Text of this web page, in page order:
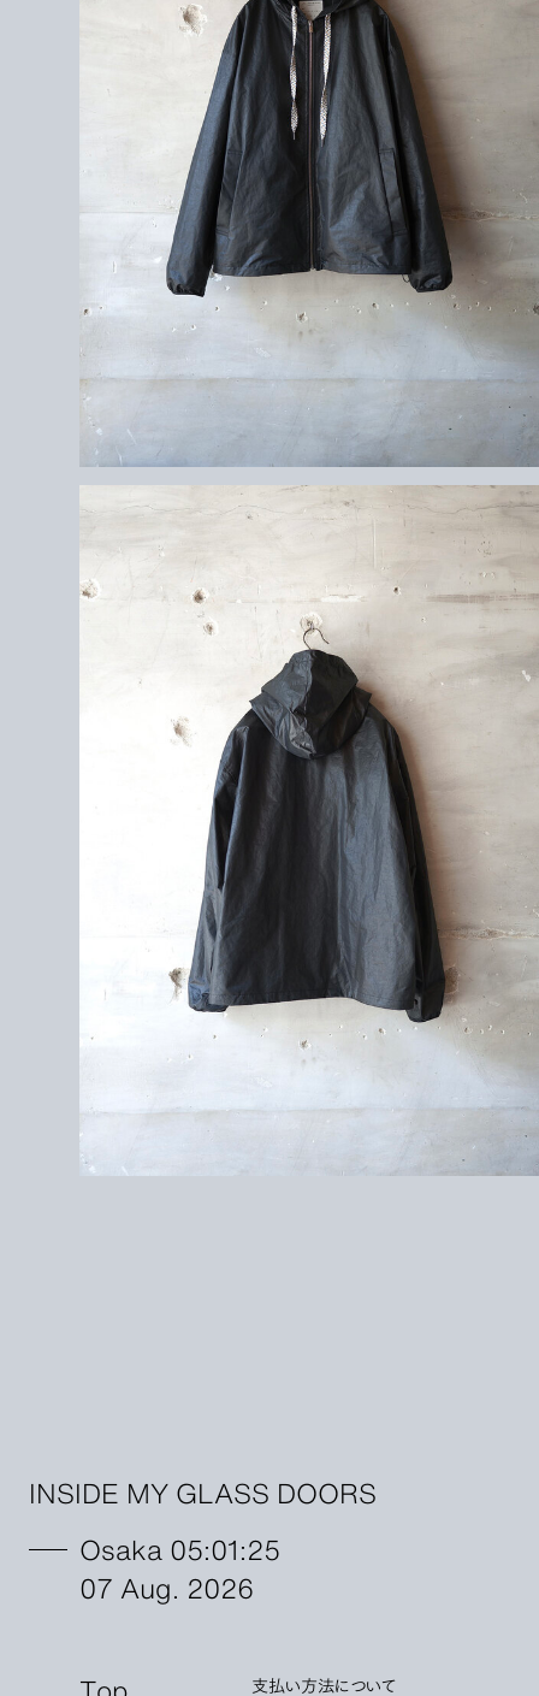
INSIDE MY GLASS DOORS
Osaka 05:01:27
07 Aug. 2026
支払い方法について